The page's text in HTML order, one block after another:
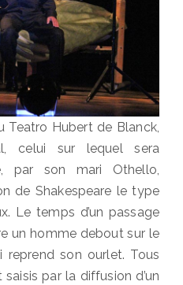
Teatro Hubert de Blanck,
celui sur lequel sera
par son mari Othello,
de Shakespeare le type
Le temps d’un passage
un homme debout sur le
son ourlet. Tous
par la diffusion d’un